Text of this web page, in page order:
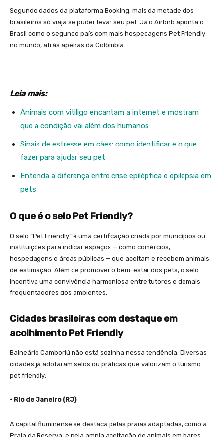
Segundo dados da plataforma Booking, mais da metade dos
brasileiros só viaja se puder levar seu pet. Já o Airbnb aponta o
Brasil como o segundo país com mais hospedagens Pet Friendly
no mundo, atrás apenas da Colômbia.
Leia mais:
Animais com vitiligo encantam a internet e mostram
que a condição vai além dos humanos
Sinais de estresse em cães: como identificar e o que
fazer para ajudar seu pet
Entenda a diferença entre crise epiléptica e epilepsia em
pets
O que é o selo Pet Friendly?
O selo “Pet Friendly” é uma certificação criada por municípios ou
instituições para indicar espaços — como comércios,
hospedagens e áreas públicas — que aceitam e recebem animais
de estimação. Além de promover o bem-estar dos pets, o selo
incentiva uma convivência harmoniosa entre tutores e demais
frequentadores dos ambientes.
Cidades brasileiras com destaque em
acolhimento Pet Friendly
Balneário Camboriú não está sozinha nessa tendência. Diversas
cidades já adotaram selos ou práticas que valorizam o turismo
pet friendly:
• Rio de Janeiro (RJ)
A capital fluminense se destaca pelas praias adaptadas, como a
Praia da Reserva, e pela ampla aceitação de animais em bares,